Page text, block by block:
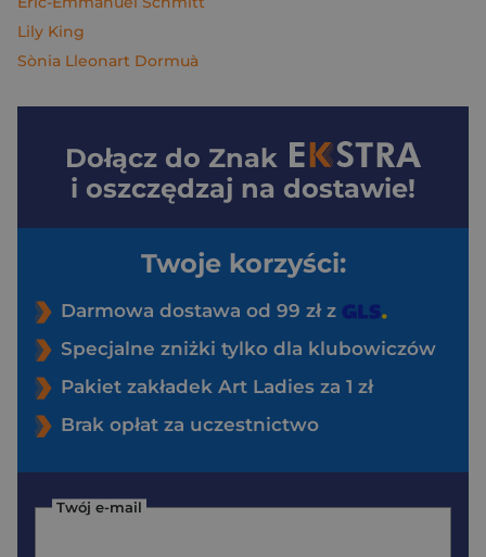
Lily King
Sònia Lleonart Dormuà
Dołącz do Znak
i oszczędzaj na dostawie!
Twoje korzyści:
Darmowa dostawa od 99 zł z
Specjalne zniżki tylko dla klubowiczów
Pakiet zakładek Art Ladies za 1 zł
Brak opłat za uczestnictwo
Twój e-mail